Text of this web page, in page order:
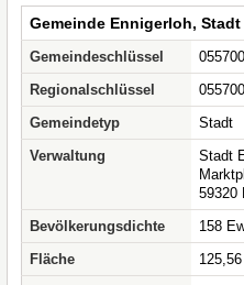
Gemeinde Ennigerloh, Stadt
Gemeindeschlüssel
Regionalschlüssel
Gemeindetyp
Stadt
Verwaltung
Stadt
59320
Bevölkerungsdichte
158
Fläche